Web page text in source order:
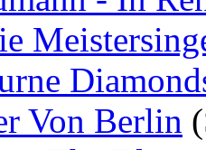
Von Berlin